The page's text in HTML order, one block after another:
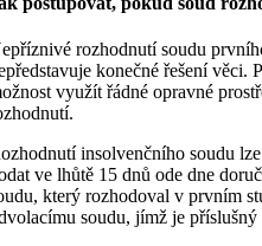
rozhodnutí soudu
konečné řešení věci.
využít řádné opravné
insolvenčního soudu
ve lhůtě 15 dnů ode dne
který rozhodoval v prvním
soudu, jímž je příslušný